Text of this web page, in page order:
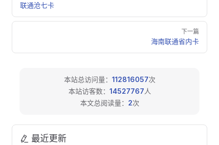
联通沧七卡
下一篇
海南联通省内卡
本站总访问量： 112816057次
本站访客数： 14527767人
本文总阅读量： 2次
最近更新